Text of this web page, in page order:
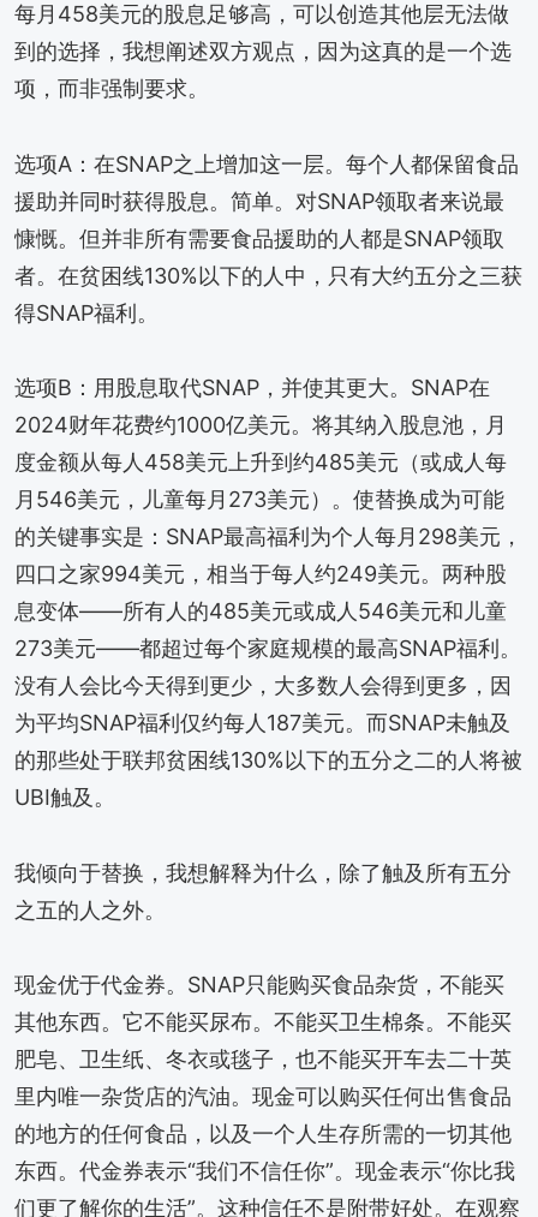
每月458美元的股息足够高，可以创造其他层无法做
到的选择，我想阐述双方观点，因为这真的是一个选
项，而非强制要求。
选项A：在SNAP之上增加这一层。每个人都保留食品
援助并同时获得股息。简单。对SNAP领取者来说最
慷慨。但并非所有需要食品援助的人都是SNAP领取
者。在贫困线130%以下的人中，只有大约五分之三获
得SNAP福利。
选项B：用股息取代SNAP，并使其更大。SNAP在
2024财年花费约1000亿美元。将其纳入股息池，月
度金额从每人458美元上升到约485美元（或成人每
月546美元，儿童每月273美元）。使替换成为可能
的关键事实是：SNAP最高福利为个人每月298美元，
四口之家994美元，相当于每人约249美元。两种股
息变体——所有人的485美元或成人546美元和儿童
273美元——都超过每个家庭规模的最高SNAP福利。
没有人会比今天得到更少，大多数人会得到更多，因
为平均SNAP福利仅约每人187美元。而SNAP未触及
的那些处于联邦贫困线130%以下的五分之二的人将被
UBI触及。
我倾向于替换，我想解释为什么，除了触及所有五分
之五的人之外。
现金优于代金券。SNAP只能购买食品杂货，不能买
其他东西。它不能买尿布。不能买卫生棉条。不能买
肥皂、卫生纸、冬衣或毯子，也不能买开车去二十英
里内唯一杂货店的汽油。现金可以购买任何出售食品
的地方的任何食品，以及一个人生存所需的一切其他
东西。代金券表示“我们不信任你”。现金表示“你比我
们更了解你的生活”。这种信任不是附带好处。在观察